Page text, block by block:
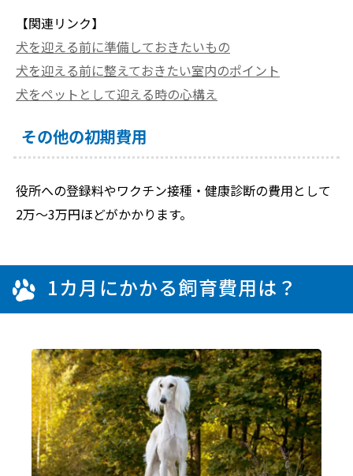
【関連リンク】
犬を迎える前に準備しておきたいもの
犬を迎える前に整えておきたい室内のポイント
犬をペットとして迎える時の心構え
その他の初期費用
役所への登録料やワクチン接種・健康診断の費用として
2万～3万円ほどがかかります。
1カ月にかかる飼育費用は？